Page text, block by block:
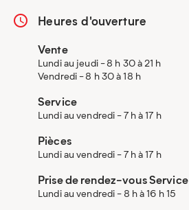
Heures d'ouverture
Vente
Lundi au jeudi - 8 h 30 à 21 h
Vendredi - 8 h 30 à 18 h
Service
Lundi au vendredi - 7 h à 17 h
Pièces
Lundi au vendredi - 7 h à 17 h
Prise de rendez-vous Service
Lundi au vendredi - 8 h à 16 h 15